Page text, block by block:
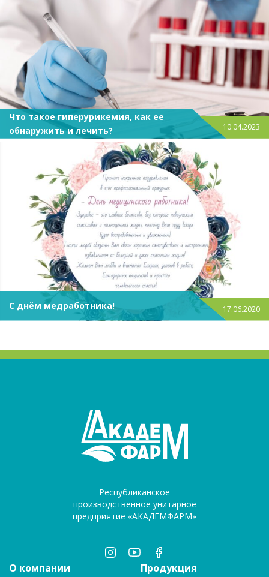
Что такое гиперурикемия, как ее
обнаружить и лечить?
10.04.2023
С днём медработника! 17.06.2020
Республиканское
производственное унитарное
предприятие «АКАДЕМФАРМ»
О компании Продукция